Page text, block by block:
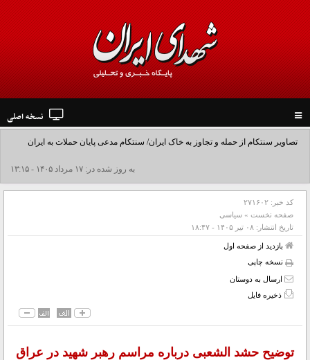
navigation
نسخه اصلی
تصاویر سنتکام از حمله و تجاوز به خاک ایران/ سنتکام مدعی پایان حملات به ایران
شد+فیلم به روز شده در: ۱۷ مرداد ۱۴۰۵ - ۱۳:۱۵
کد خبر: ۲۷۱۶۰۲
صفحه نخست » سیاسی
تاریخ انتشار: ۰۸ تير ۱۴۰۵ - ۱۸:۴۷
بازدید از صفحه اول
نسخه چاپی
ارسال به دوستان
ذخیره فایل
توضیح حشد الشعبی درباره مراسم رهبر شهید در عراق